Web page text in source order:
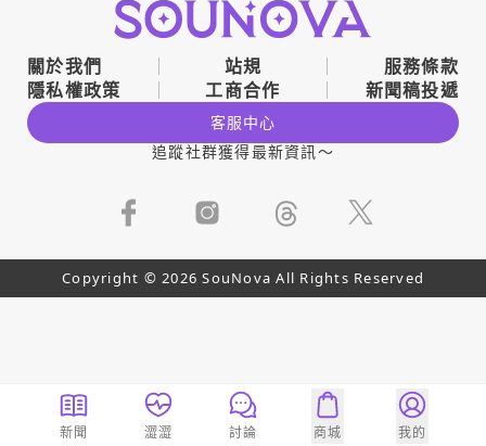
關於我們 站規
服務條款
隱私權政策
工商合作 新聞稿投遞
客服中心
追蹤社群獲得最新資訊～
Copyright © 2026 SouNova All Rights Reserved
新聞 澀澀 討論 商城 我的